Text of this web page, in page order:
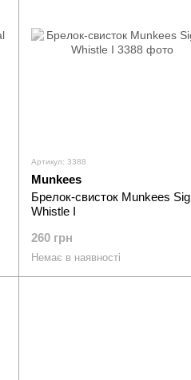
Артикул: 3388
Munkees
Брелок-свисток Munkees
Whistle I
260 грн
Немає в наявності